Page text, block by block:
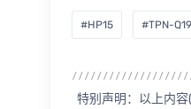
#HP15 #TPN-
特别声明：以上内